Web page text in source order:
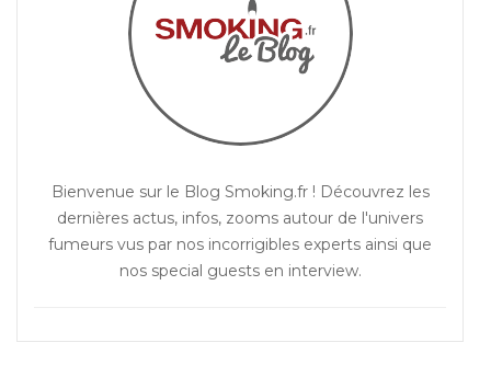
Bienvenue sur le Blog Smoking.fr ! Découvrez les
dernières actus, infos, zooms autour de l'univers
fumeurs vus par nos incorrigibles experts ainsi que
nos special guests en interview.